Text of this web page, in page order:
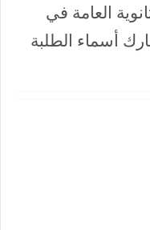
العامة في
يبارك أسماء الطلبة